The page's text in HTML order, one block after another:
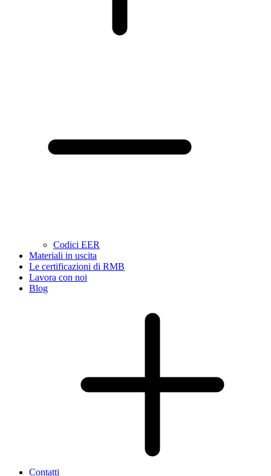
Codici EER
Materiali in uscita
Le certificazioni di RMB
Lavora con noi
Blog
Contatti